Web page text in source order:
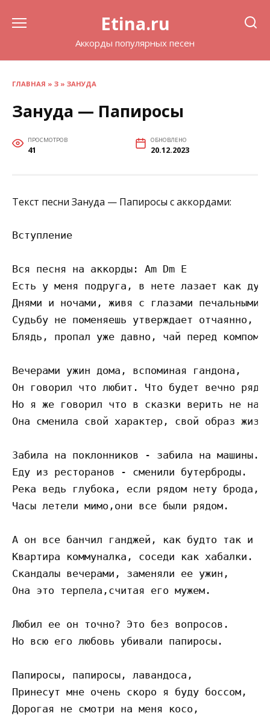
Etina.ru
Аккорды популярных песен
ГЛАВНАЯ » З » ЗАНУДА
Зануда — Папиросы
ПРОСМОТРОВ
41
ОБНОВЛЕНО
20.12.2023
Текст песни Зануда — Папиросы с аккордами:
Вступление
Вся песня на аккорды: Am Dm E
Есть у меня подруга, в нете лазает как
Днями и ночами, живя с глазами
Судьбу не поменяешь утверждает отчаянно,
Блядь, пропал уже давно, чай перед
Вечерами ужин дома, вспоминая гандона,
Он говорил что любит. Что будет вечно
Но я же говорил что в сказки верить не
Она сменила свой характер, свой образ
Забила на поклонников - забила на машины.
Еду из ресторанов - сменили бутерброды.
Река ведь глубока, если рядом нету брода,
Часы летели мимо,они все были рядом.
А он все банчил ганджей, как будто так и
Квартира коммуналка, соседи как хабалки.
Скандалы вечерами, заменяли ее ужин,
Она это терпела,считая его мужем.
Любил ее он точно? Это без вопросов.
Но всю его любовь убивали папиросы.
Папиросы, папиросы, лавандоса,
Принесут мне очень скоро я буду боссом,
Дорогая не смотри на меня косо,